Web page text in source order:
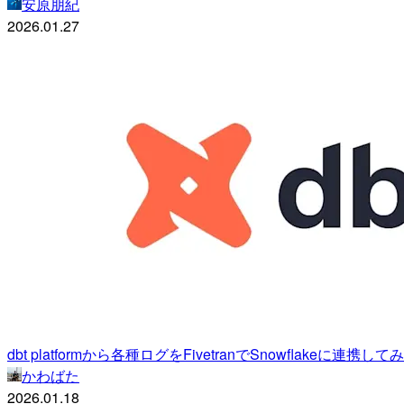
安原朋紀
2026.01.27
dbt platformから各種ログをFivetranでSnowflakeに連携して
かわばた
2026.01.18